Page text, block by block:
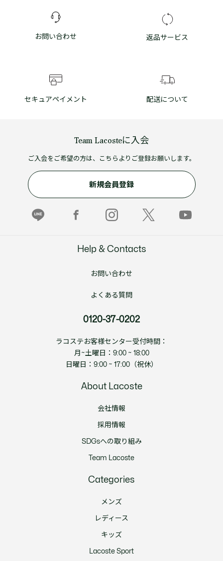
お問い合わせ 返品サービス
セキュアペイメント 配送について
Team Lacosteに入会
ご入会をご希望の方は、こちらよりご登録お願いします。
新規会員登録
Help & Contacts
お問い合わせ
よくある質問
0120-37-0202
ラコステお客様センター受付時間：
月~土曜日：9:00 ~ 18:00
日曜日：9:00 ~ 17:00（祝休）
About Lacoste
会社情報
採用情報
SDGsへの取り組み
Team Lacoste
Categories
メンズ
レディース
キッズ
Lacoste Sport